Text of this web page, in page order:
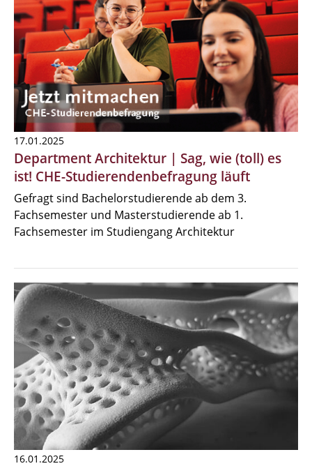
17.01.2025
Department Architektur | Sag, wie (toll) es
ist! CHE-Studierendenbefragung läuft
Gefragt sind Bachelorstudierende ab dem 3.
Fachsemester und Masterstudierende ab 1.
Fachsemester im Studiengang Architektur
16.01.2025